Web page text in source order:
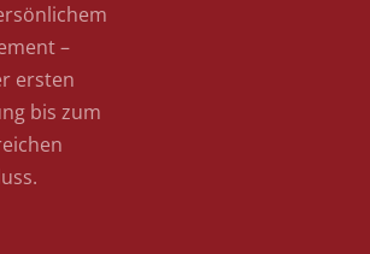
–
ersten
bis zum